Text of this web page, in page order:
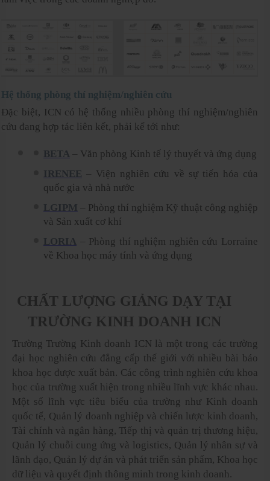
Hệ thống phòng thí nghiệm/nghiên cứu
Đặc biệt, ICN có hệ thống nhiều phòng thí nghiệm/nghiên
cứu đang hợp tác liên kết, phải kể tới như:
BETA – Văn phòng Kinh tế lý thuyết và ứng dụng
IRENEE – Viện nghiên cứu về sự tiến hóa của
quốc gia và nhà nước
LGIPM – Phòng thí nghiệm Kỹ thuật công nghiệp
và Sản xuất cơ khí
LORIA – Phòng thí nghiệm nghiên cứu Lorraine
về Khoa học máy tính và ứng dụng
CHẤT LƯỢNG GIẢNG DẠY TẠI
TRƯỜNG KINH DOANH ICN
Trường Trường Kinh doanh ICN là một trong các trường
đại học nghiên cứu đẳng cấp thế giới với nhiều bài báo
khoa học được xuất bản. Các công trình nghiên cứu khoa
học của trường xuất hiện trong nhiều lĩnh vực khác nhau.
Một số lĩnh vực tiêu biểu của trường như Kinh doanh
quốc tế, Quản lý doanh nghiệp và chiến lược kinh doanh,
Tài chính và ngân hàng, Tiếp thị và quản trị thương hiệu,
Quản lý chuỗi cung ứng và logistics, Quản lý nhân sự và
lãnh đạo, Quản lý dự án và phát triển sản phẩm, Khoa học
dữ liệu và quyết định thông minh trong kinh doanh.